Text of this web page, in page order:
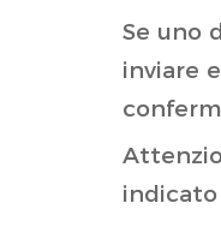
Se uno
inviare